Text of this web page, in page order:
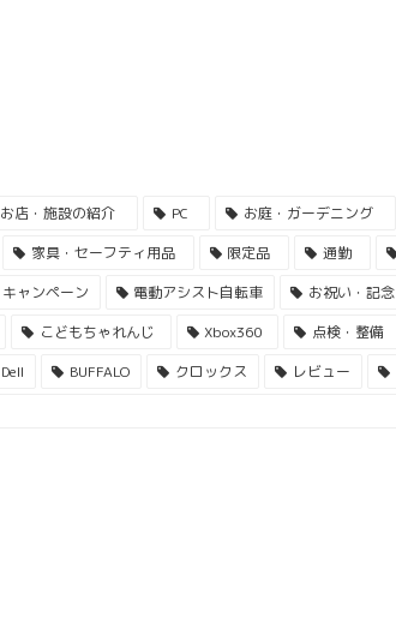
お店・施設の紹介 PC お庭・ガーデニング
家具・セーフティ用品 限定品 通勤
キャンペーン 電動アシスト自転車 お祝い・記念
こどもちゃれんじ Xbox360 点検・整備
Dell BUFFALO クロックス レビュー